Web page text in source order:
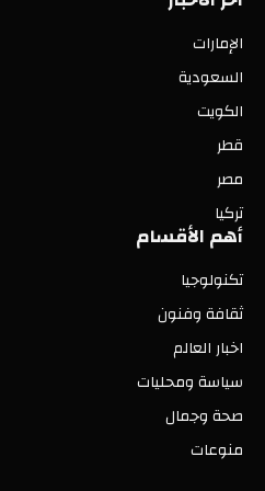
الإمارات
السعودية
الكويت
قطر
مصر
تركيا
أهم الأقسام
تكنولوجيا
ثقافة وفنون
اخبار العالم
سياسة ومحليات
صحة وجمال
منوعات